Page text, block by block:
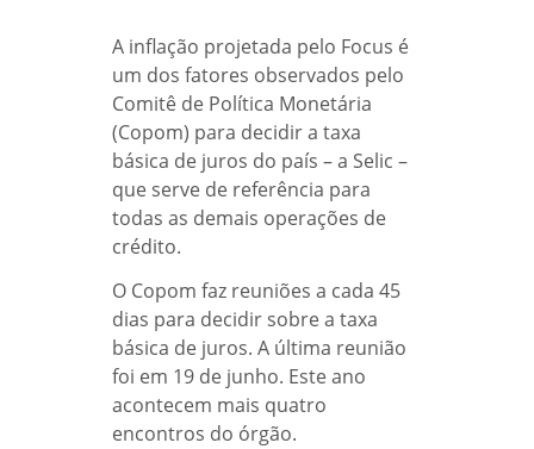
A inflação projetada pelo Focus é
um dos fatores observados pelo
Comitê de Política Monetária
(Copom) para decidir a taxa
básica de juros do país – a Selic –
que serve de referência para
todas as demais operações de
crédito.
O Copom faz reuniões a cada 45
dias para decidir sobre a taxa
básica de juros. A última reunião
foi em 19 de junho. Este ano
acontecem mais quatro
encontros do órgão.